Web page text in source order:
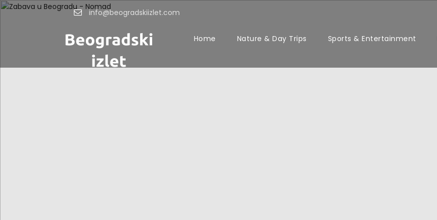
info@beogradskiizlet.com
Home Nature & Day Trips Sports & Entertainment